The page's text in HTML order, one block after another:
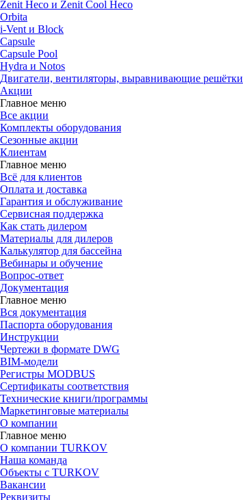
Zenit Heco и Zenit Cool Heco
Orbita
i-Vent и Block
Capsule
Capsule Pool
Hydra и Notos
Двигатели, вентиляторы, выравнивающие решётки
Акции
Главное меню
Все акции
Комплекты оборудования
Сезонные акции
Клиентам
Главное меню
Всё для клиентов
Оплата и доставка
Гарантия и обслуживание
Сервисная поддержка
Как стать дилером
Материалы для дилеров
Калькулятор для бассейна
Вебинары и обучение
Вопрос-ответ
Документация
Главное меню
Вся документация
Паспорта оборудования
Инструкции
Чертежи в формате DWG
BIM-модели
Регистры MODBUS
Сертификаты соответствия
Технические книги/программы
Маркетинговые материалы
О компании
Главное меню
О компании TURKOV
Наша команда
Объекты с TURKOV
Вакансии
Реквизиты